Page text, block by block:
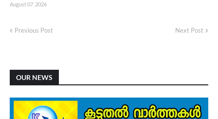
August 07, 2026
Previous Post Next Post
OUR NEWS